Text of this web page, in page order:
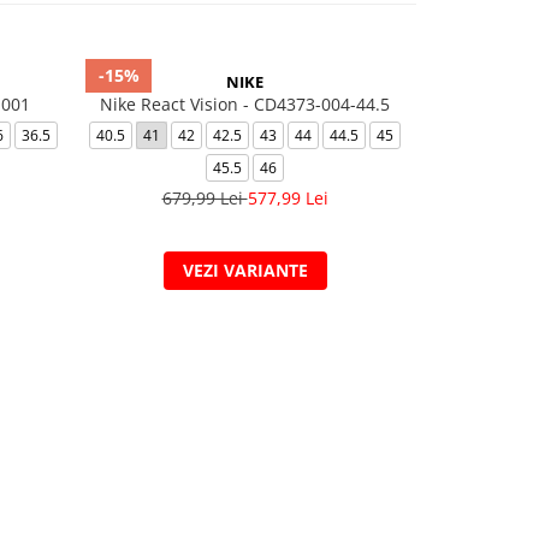
36.5
-15% NIKE
Nike React Vision - CD4373-004-44.5
40.5 41 42 42.5 43 44 44.5
45
45.5
46
679,99 Lei577,99 Lei
VEZI VARIANTE